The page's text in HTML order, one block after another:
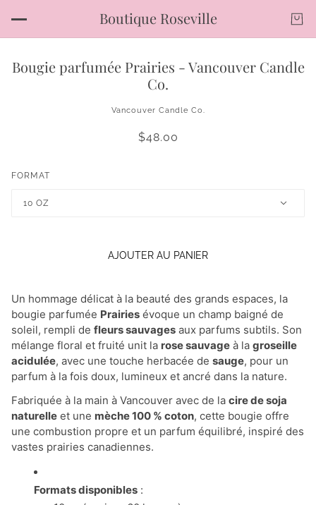
Boutique Roseville
Bougie parfumée Prairies - Vancouver Candle
Co.
Vancouver Candle Co.
$48.00
FORMAT
10 OZ
AJOUTER AU PANIER
Un hommage délicat à la beauté des grands espaces, la
bougie parfumée Prairies évoque un champ baigné de
soleil, rempli de fleurs sauvages aux parfums subtils. Son
mélange floral et fruité unit la rose sauvage à la groseille
acidulée, avec une touche herbacée de sauge, pour un
parfum à la fois doux, lumineux et ancré dans la nature.
Fabriquée à la main à Vancouver avec de la cire de soja
naturelle et une mèche 100 % coton, cette bougie offre
une combustion propre et un parfum équilibré, inspiré des
vastes prairies canadiennes.
Formats disponibles :